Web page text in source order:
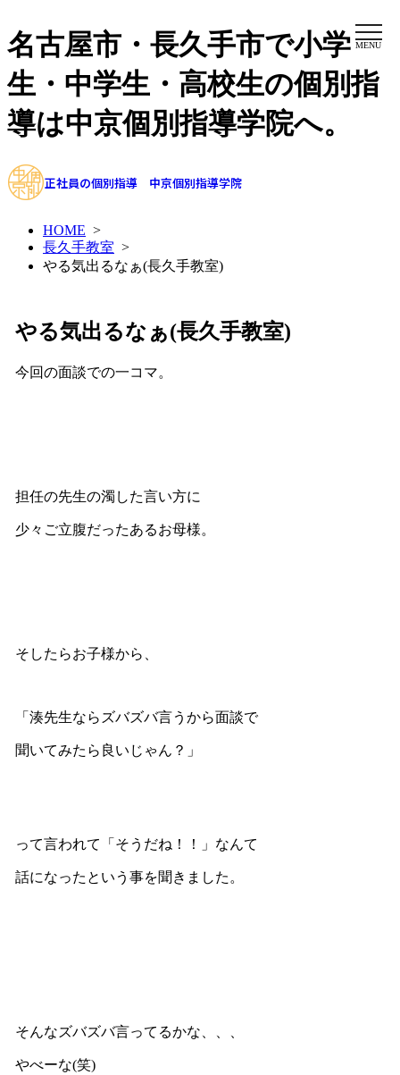
名古屋市・長久手市で小学
生・中学生・高校生の個別指
導は中京個別指導学院へ。
正社員の個別指導 中京個別指導学院
MENU
HOME >
長久手教室 >
やる気出るなぁ(長久手教室)
やる気出るなぁ(長久手教室)
今回の面談での一コマ。
担任の先生の濁した言い方に
少々ご立腹だったあるお母様。
そしたらお子様から、
「湊先生ならズバズバ言うから面談で
聞いてみたら良いじゃん？」
って言われて「そうだね！！」なんて
話になったという事を聞きました。
そんなズバズバ言ってるかな、、、
やべーな(笑)